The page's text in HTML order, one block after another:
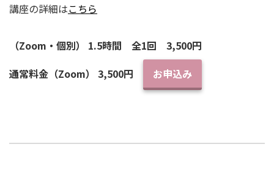
講座の詳細はこちら
（Zoom・個別） 1.5時間 全1回 3,500円
通常料金（Zoom） 3,500円
お申込み